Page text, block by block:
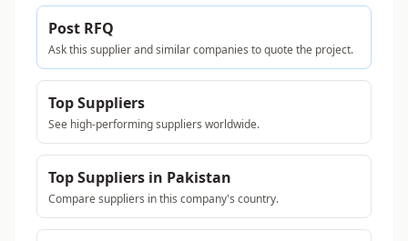
Post RFQ
Ask this supplier and similar companies to quote the project.
Top Suppliers
See high-performing suppliers worldwide.
Top Suppliers in Pakistan
Compare suppliers in this company's country.